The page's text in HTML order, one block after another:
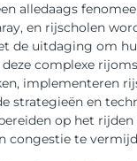
alledaags
en rijscholen
de uitdaging om
complexe
implementeren
strategieën en
op het
congestie te